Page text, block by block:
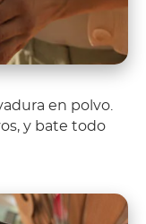
en polvo.
y bate todo